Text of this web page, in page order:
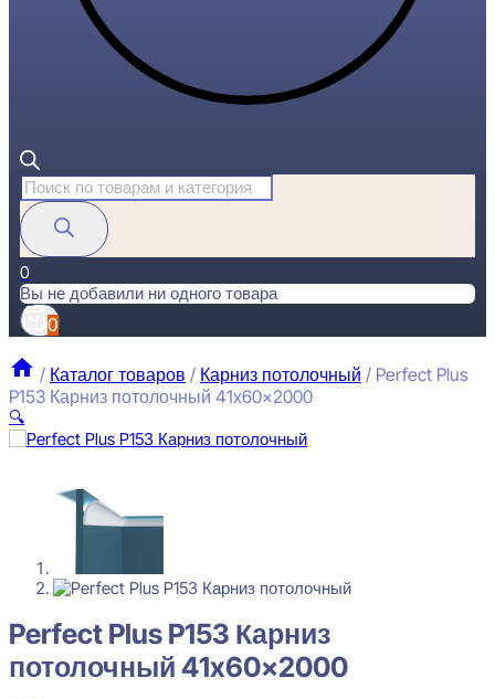
Поиск
товаров
0
Вы не добавили ни одного товара
0
/ Каталог товаров / Карниз потолочный / Perfect Plus
P153 Карниз потолочный 41x60x2000
🔍
Perfect Plus P153 Карниз
потолочный 41x60x2000